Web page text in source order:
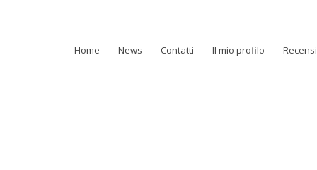
Home News Contatti Il mio profilo